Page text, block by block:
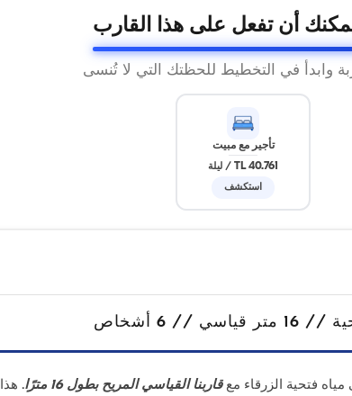
أن تفعل على هذا القارب
وابدأ في التخطيط للحظتك التي لا تُنسى
تأجير مع مبيت
40.761 TL
/ ليلة
استكشف
// 6 أشخاص
فتحية الزرقاء معقاربنا القياسي المريح بطول 16 مترًا
. هذا